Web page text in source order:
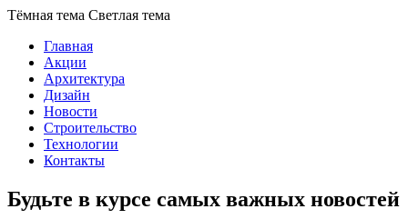
Тёмная тема Светлая тема
Главная
Акции
Архитектура
Дизайн
Новости
Строительство
Технологии
Контакты
Будьте в курсе самых важных новостей